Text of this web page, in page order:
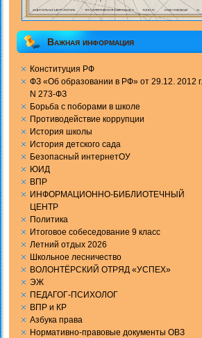
Важная информация
Конституция РФ
ФЗ «Об образовании в РФ» от 29.12. 2012 г.
N 273-ФЗ
Борьба с поборами в школе
Противодействие коррупции
История школы
История детского сада
Безопасный интернетОУ
ЮИД
ВПР
ИНФОРМАЦИОННО-БИБЛИОТЕЧНЫЙ
ЦЕНТР
Политика
Итоговое собеседование 9 класс
Летний отдых 2026
Школьное лесничество
ВОЛОНТЁРСКИЙ ОТРЯД «УСПЕХ»
ЭЖ
ПЕДАГОГ-ПСИХОЛОГ
ВПР и КР
Aзбука права
Нормативно-правовые документы ОВЗ